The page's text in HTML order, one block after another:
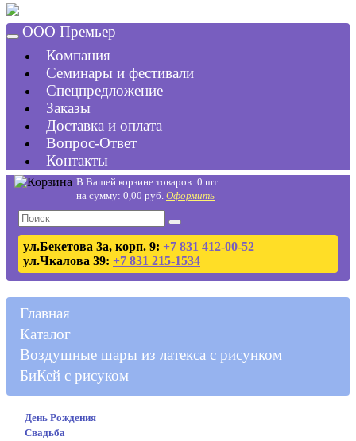
ООО Премьер
Компания
Семинары и фестивали
Спецпредложение
Заказы
Доставка и оплата
Вопрос-Ответ
Контакты
В Вашей корзине товаров: 0 шт.
на сумму: 0,00 руб. Оформить
ул.Бекетова 3а, корп. 9: +7 831 412-00-52
ул.Чкалова 39: +7 831 215-1534
Главная
Каталог
Воздушные шары из латекса с рисунком
БиКей с рисуком
День Рождения
Свадьба